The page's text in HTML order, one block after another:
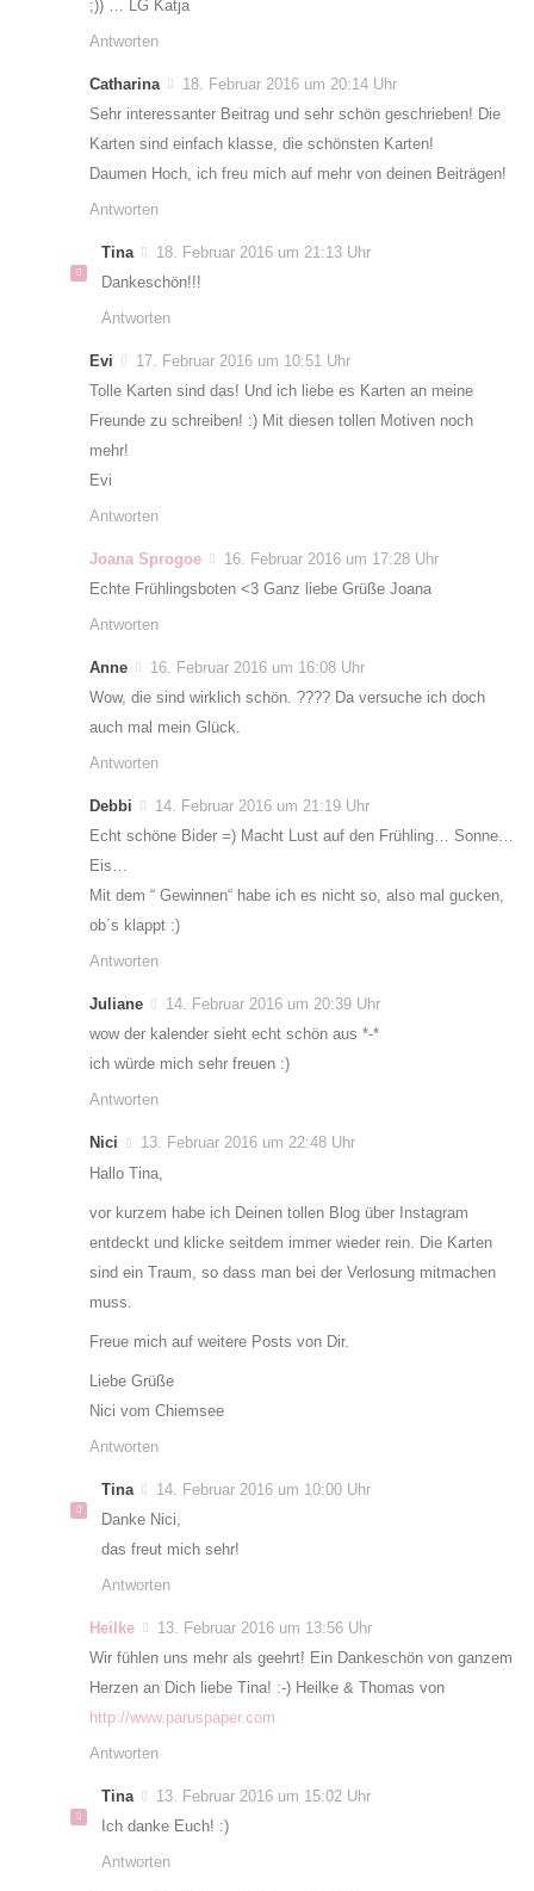
;)) … LG Katja
Antworten
Catharina
18. Februar 2016 um 20:14 Uhr
Sehr interessanter Beitrag und sehr schön geschrieben! Die
Karten sind einfach klasse, die schönsten Karten!
Daumen Hoch, ich freu mich auf mehr von deinen Beiträgen!
Antworten
Tina
18. Februar 2016 um 21:13 Uhr
Dankeschön!!!
Antworten
Evi
17. Februar 2016 um 10:51 Uhr
Tolle Karten sind das! Und ich liebe es Karten an meine
Freunde zu schreiben! :) Mit diesen tollen Motiven noch
mehr!
Evi
Antworten
Joana Sprogoe
16. Februar 2016 um 17:28 Uhr
Echte Frühlingsboten <3 Ganz liebe Grüße Joana
Antworten
Anne
16. Februar 2016 um 16:08 Uhr
Wow, die sind wirklich schön. ???? Da versuche ich doch
auch mal mein Glück.
Antworten
Debbi
14. Februar 2016 um 21:19 Uhr
Echt schöne Bider =) Macht Lust auf den Frühling… Sonne…
Eis…
Mit dem “ Gewinnen“ habe ich es nicht so, also mal gucken,
ob´s klappt :)
Antworten
Juliane
14. Februar 2016 um 20:39 Uhr
wow der kalender sieht echt schön aus *-*
ich würde mich sehr freuen :)
Antworten
Nici
13. Februar 2016 um 22:48 Uhr
Hallo Tina,
vor kurzem habe ich Deinen tollen Blog über Instagram
entdeckt und klicke seitdem immer wieder rein. Die Karten
sind ein Traum, so dass man bei der Verlosung mitmachen
muss.
Freue mich auf weitere Posts von Dir.
Liebe Grüße
Nici vom Chiemsee
Antworten
Tina
14. Februar 2016 um 10:00 Uhr
Danke Nici,
das freut mich sehr!
Antworten
Heilke
13. Februar 2016 um 13:56 Uhr
Wir fühlen uns mehr als geehrt! Ein Dankeschön von ganzem
Herzen an Dich liebe Tina! :-) Heilke & Thomas von
http://www.paruspaper.com
Antworten
Tina
13. Februar 2016 um 15:02 Uhr
Ich danke Euch! :)
Antworten